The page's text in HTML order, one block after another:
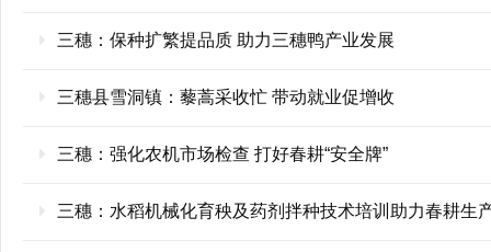
三穗：保种扩繁提品质 助力三穗鸭产业发展
三穗县雪洞镇：藜蒿采收忙 带动就业促增收
三穗：强化农机市场检查 打好春耕“安全牌”
三穗：水稻机械化育秧及药剂拌种技术培训助力春耕生